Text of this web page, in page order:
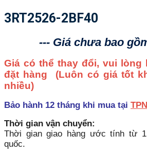
3RT2526-2BF40
--- Giá chưa bao
Giá có thể thay đổi, vui
đặt hàng (Luôn có giá tốt
nhiều)
Bảo hành 12 tháng khi mua tại
Thời gian vận chuyển:
Thời gian giao hàng ước tính từ
quốc.